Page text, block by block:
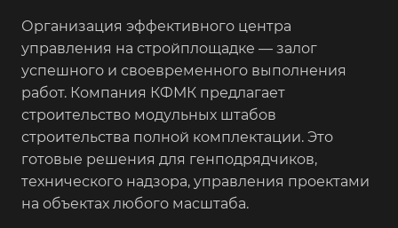
Организация эффективного центра
управления на стройплощадке — залог
успешного и своевременного выполнения
работ. Компания КФМК предлагает
строительство модульных штабов
строительства полной комплектации. Это
готовые решения для генподрядчиков,
технического надзора, управления проектами
на объектах любого масштаба.